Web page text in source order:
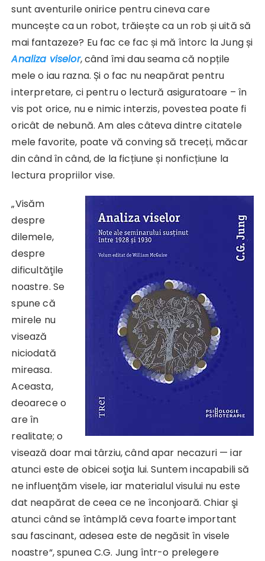
sunt aventurile onirice pentru cineva care
muncește ca un robot, trăiește ca un rob și uită să
mai fantazeze? Eu fac ce fac și mă întorc la Jung și
Analiza viselor, când îmi dau seama că nopțile
mele o iau razna. Și o fac nu neapărat pentru
interpretare, ci pentru o lectură asiguratoare – în
vis pot orice, nu e nimic interzis, povestea poate fi
oricât de nebună. Am ales câteva dintre citatele
mele favorite, poate vă conving să treceți, măcar
din când în când, de la ficțiune și nonficțiune la
lectura propriilor vise.
„Visăm
despre
dilemele,
despre
dificultăţile
noastre. Se
spune că
mirele nu
visează
niciodată
mireasa.
Aceasta,
deoarece o
are în
realitate; o
visează doar mai târziu, când apar necazuri — iar
atunci este de obicei soţia lui. Suntem incapabili să
ne influenţăm visele, iar materialul visului nu este
dat neapărat de ceea ce ne înconjoară. Chiar şi
atunci când se întâmplă ceva foarte important
sau fascinant, adesea este de negăsit în visele
noastre“, spunea C.G. Jung într-o prelegere